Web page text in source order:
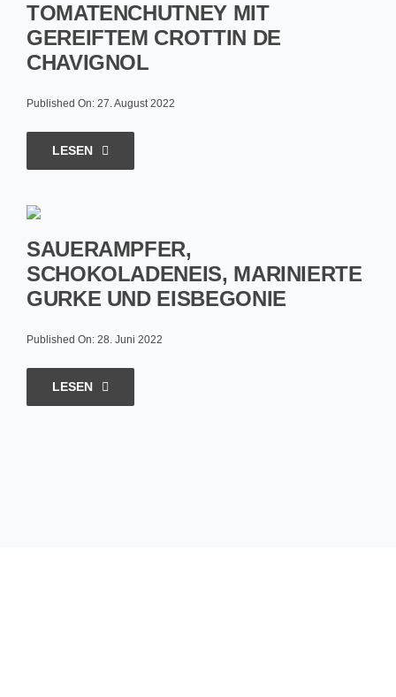
TOMATENCHUTNEY MIT
GEREIFTEM CROTTIN DE
CHAVIGNOL
Published On: 27. August 2022
LESEN
SAUERAMPFER,
SCHOKOLADENEIS, MARINIERTE
GURKE UND EISBEGONIE
Published On: 28. Juni 2022
LESEN